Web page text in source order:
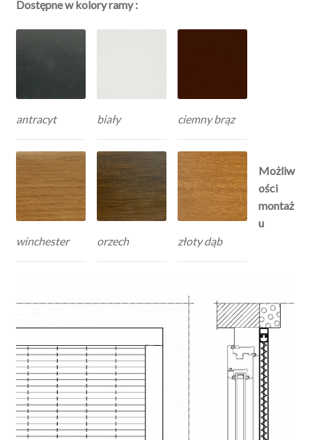
Dostępne w kolory ramy :
antracyt biały ciemny brąz
winchester orzech złoty dąb
Możliw
ości
montaż
u